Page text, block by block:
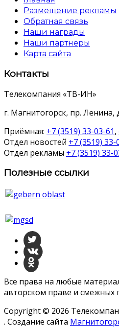
Размещение рекламы
Обратная связь
Наши награды
Наши партнеры
Карта сайта
Контакты
Телекомпания «ТВ-ИН»
г. Магнитогорск, пр. Ленина,
Приёмная: +7 (3519) 33-03-61,
Отдел новостей +7 (3519) 33-
Отдел рекламы +7 (3519) 33-
Полезные ссылки
Все права на любые
авторском праве и смежных
Copyright © 2026
. Создание сайта